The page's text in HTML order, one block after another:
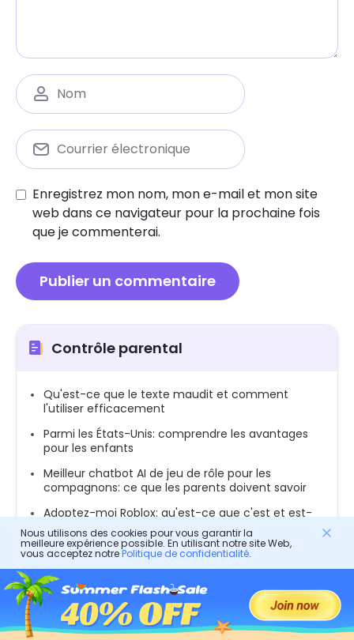
Enregistrez mon nom, mon e-mail et mon site
web dans ce navigateur pour la prochaine fois
que je commenterai.
Contrôle parental
Qu'est-ce que le texte maudit et comment
l'utiliser efficacement
Parmi les États-Unis: comprendre les avantages
pour les enfants
Meilleur chatbot AI de jeu de rôle pour les
compagnons: ce que les parents doivent savoir
Adoptez-moi Roblox: qu'est-ce que c'est et est-
ce sûr
Jeux de baby shower qui gardent tout le monde
engagé
Dévoiler Zaddy Slang: Signification, utilisation,
tendance et comment parler des parents à
parler
Nous utilisons des cookies pour vous garantir la
meilleure expérience possible. En utilisant notre site Web,
vous acceptez notrePolitique de confidentialité.